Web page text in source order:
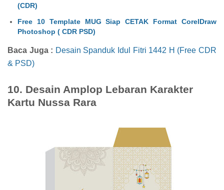
(CDR)
Free 10 Template MUG Siap CETAK Format CorelDraw
Photoshop ( CDR PSD)
Baca Juga : Desain Spanduk Idul Fitri 1442 H (Free CDR
& PSD)
10. Desain Amplop Lebaran Karakter
Kartu Nussa Rara